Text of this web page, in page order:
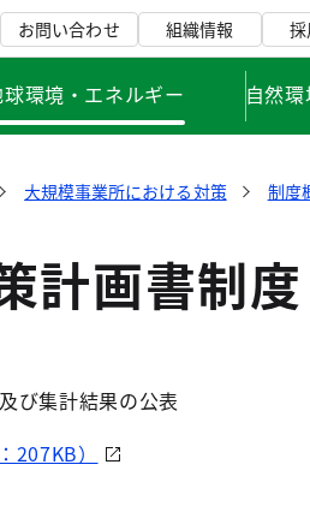
お問い合わせ 組織情報
環境・エネルギー 自然
大規模事業所における対策 制度
計画書制度
び集計結果の公表
207KB）